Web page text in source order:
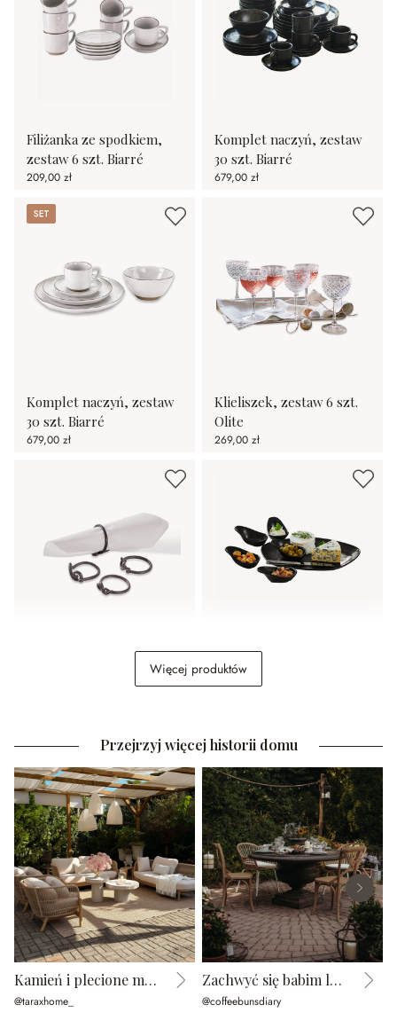
Filiżanka ze spodkiem,
zestaw 6 szt. Biarré
209,00 zł
Komplet naczyń, zestaw
30 szt. Biarré
679,00 zł
Set
Komplet naczyń, zestaw
30 szt. Biarré
679,00 zł
Klieliszek, zestaw 6 szt.
Olite
269,00 zł
Obrączka na serwetki,
zestaw 4 szt. Astor
Miseczki do serwowania,
zestaw 6 szt. Biarré
Więcej produktów
Przejrzyj więcej historii domu
Kamień i plecione meble w zgranym duecie
@taraxhome_
Zachwyć się babim latem
@coffeebunsdiary